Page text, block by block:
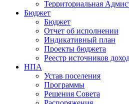
Территориальная
Бюджет
Бюджет
Отчет об исполнении
Индикативный план
Проекты бюджета
Реестр источников
НПА
Устав поселения
Программы
Решения Совета